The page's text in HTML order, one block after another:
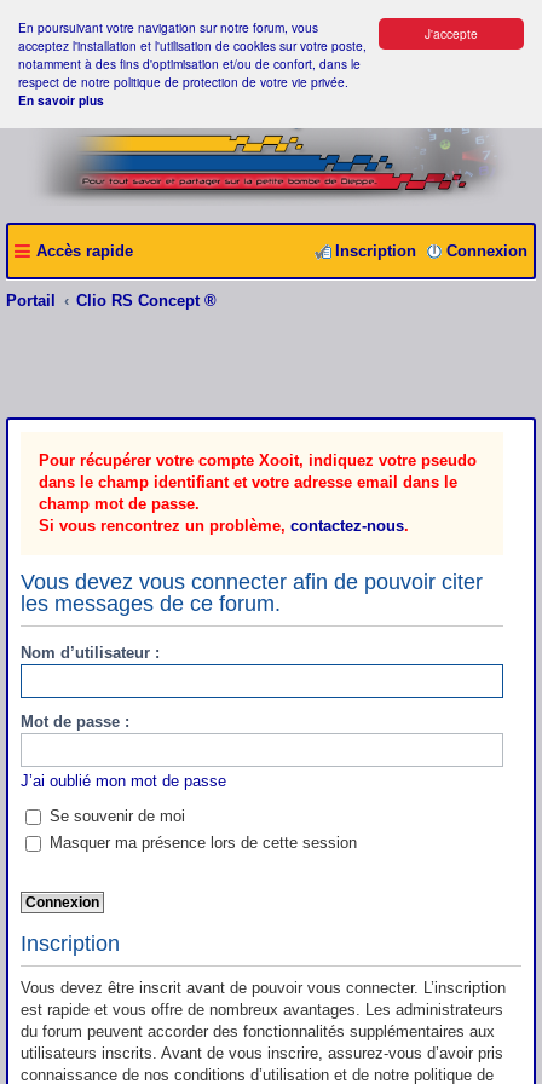
J'accepte
En poursuivant votre navigation sur notre forum, vous
acceptez l'installation et l'utilisation de cookies sur votre poste,
notamment à des fins d'optimisation et/ou de confort, dans le
respect de notre politique de protection de votre vie privée.
En savoir plus
Accès rapide Connexion
Inscription
Portail Clio RS Concept ®
Pour récupérer votre compte Xooit, indiquez votre pseudo
dans le champ identifiant et votre adresse email dans le
champ mot de passe.
Si vous rencontrez un problème, contactez-nous.
Vous devez vous connecter afin de pouvoir citer
les messages de ce forum.
Nom d’utilisateur :
Mot de passe :
J’ai oublié mon mot de passe
Se souvenir de moi
Masquer ma présence lors de cette session
Inscription
Vous devez être inscrit avant de pouvoir vous connecter. L’inscription
est rapide et vous offre de nombreux avantages. Les administrateurs
du forum peuvent accorder des fonctionnalités supplémentaires aux
utilisateurs inscrits. Avant de vous inscrire, assurez-vous d’avoir pris
connaissance de nos conditions d’utilisation et de notre politique de